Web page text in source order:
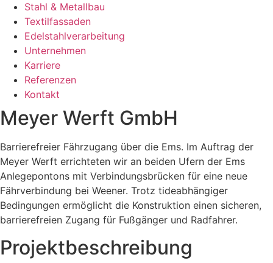
Stahl & Metallbau
Textilfassaden
Edelstahlverarbeitung
Unternehmen
Karriere
Referenzen
Kontakt
Meyer Werft GmbH
Barrierefreier Fährzugang über die Ems. Im Auftrag der
Meyer Werft errichteten wir an beiden Ufern der Ems
Anlegepontons mit Verbindungsbrücken für eine neue
Fährverbindung bei Weener. Trotz tideabhängiger
Bedingungen ermöglicht die Konstruktion einen sicheren,
barrierefreien Zugang für Fußgänger und Radfahrer.
Projektbeschreibung